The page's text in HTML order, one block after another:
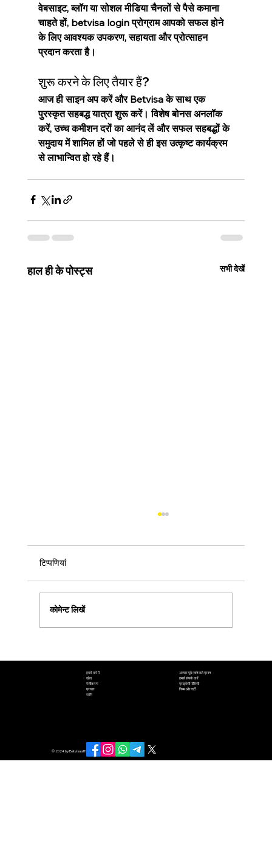
वेबसाइट, ब्लॉग या सोशल मीडिया चैनलों से पैसे कमाना
चाहते हों, betvisa login प्रोग्राम आपको सफल होने
के लिए आवश्यक उपकरण, सहायता और प्रोत्साहन
प्रदान करता है।
शुरू करने के लिए तैयार हैं?
आज ही साइन अप करें और Betvisa के साथ एक
पुरस्कृत सहबद्ध यात्रा शुरू करें। विशेष बोनस अनलॉक
करें, उच्च कमीशन दरों का आनंद लें और सफल सहबद्धों के
समुदाय में शामिल हों जो पहले से ही इस उत्कृष्ट कार्यक्रम
से लाभान्वित हो रहे हैं।
हाल ही के पोस्ट्स सभी देखें
हासिल करें: अंदरूनी युक्तियाँ और युक्तियाँ
टिप्पणियां
कोमेन्ट लिखें
© 2024 by Betvisa affiliate.
हमारे बारे में
खेल
पंजीकरण
प्रचार
ब्लॉग
अक्सर पूछे जाने वाले प्रश्न
हमसे संपर्क करें
प्राइवेसी पॉलिसी
नियम और शर्तें